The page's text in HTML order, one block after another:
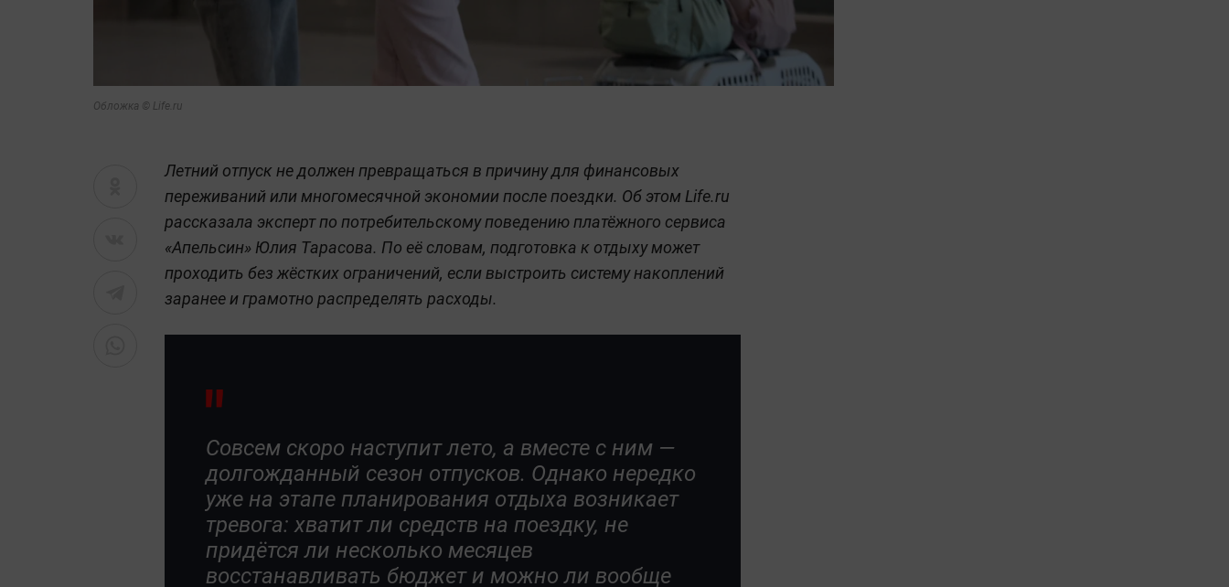
Обложка © Life.ru
Летний отпуск не должен превращаться в причину для финансовых
переживаний или многомесячной экономии после поездки. Об этом Life.ru
рассказала эксперт по потребительскому поведению платёжного сервиса
«Апельсин» Юлия Тарасова. По её словам, подготовка к отдыху может
проходить без жёстких ограничений, если выстроить систему накоплений
заранее и грамотно распределять расходы.
Совсем скоро наступит лето, а вместе с ним —
долгожданный сезон отпусков. Однако нередко
уже на этапе планирования отдыха возникает
тревога: хватит ли средств на поездку, не
придётся ли несколько месяцев
восстанавливать бюджет и можно ли вообще